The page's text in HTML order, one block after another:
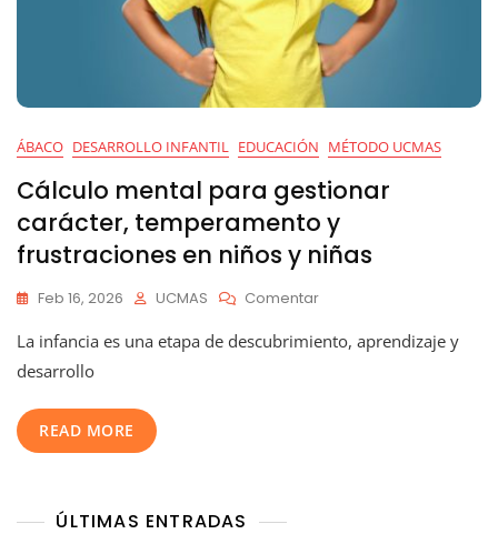
ÁBACO DESARROLLO INFANTIL EDUCACIÓN MÉTODO UCMAS
Cálculo mental para gestionar
carácter, temperamento y
frustraciones en niños y niñas
Feb 16, 2026 UCMAS ComentarEn
Mental
La infancia es una etapa de descubrimiento, aprendizaje y
desarrollo
READ MORE
ÚLTIMAS ENTRADAS